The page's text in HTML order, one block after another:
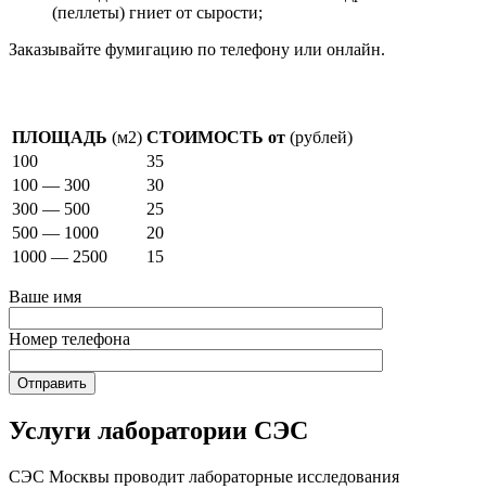
(пеллеты) гниет от сырости;
Заказывайте фумигацию по телефону или онлайн.
ПЛОЩАДЬ (м2) СТОИМОСТЬ от (рублей)
100
35
100 — 300
30
300 — 500
25
500 — 1000
20
1000 — 2500
15
Ваше имя
Номер телефона
Услуги лаборатории СЭС
СЭС Москвы проводит лабораторные исследования